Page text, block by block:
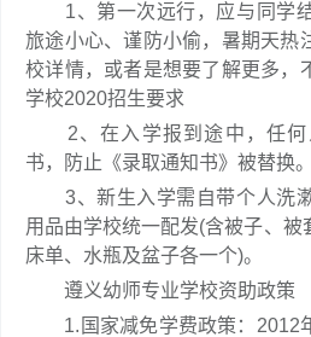
1、第一次远行，应与同学结
旅途小心、谨防小偷，暑期天热
校详情，或者是想要了解更多，
学校2020招生要求
2、在入学报到途中，任何
书，防止《录取通知书》被替换。
3、新生入学需自带个人洗漱
用品由学校统一配发(含被子、被
床单、水瓶及盆子各一个)。
遵义幼师专业学校资助政策
1.国家减免学费政策：2012